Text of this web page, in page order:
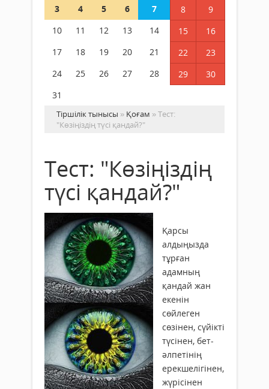
3
4 5 6 7 8
9
10
11 12 13 14 15
16
17
18 19 20 21 22
23
24
25 26 27 28 29
30
31
Тіршілік тынысы » Қоғам » Тест:
"Көзіңіздің түсі қандай?"
Тест: "Көзіңіздің
түсі қандай?"
Қарсы
алдыңызда
тұрған
адамның
қандай жан
екенін
сөйлеген
сөзінен, сүйікті
түсінен, бет-
әлпетінің
ерекшелігінен,
жүрісінен